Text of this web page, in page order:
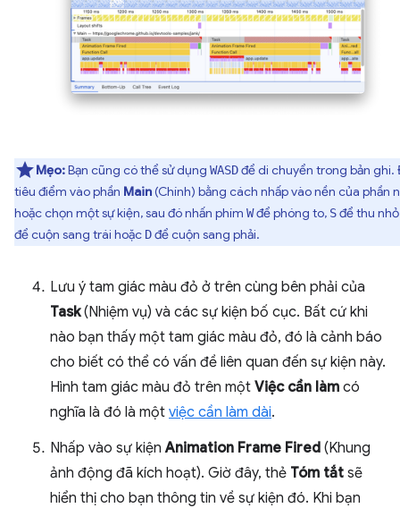
Mẹo:Bạn cũng có thể sử dụng WASDđể di chuyển trong bản ghi.
tiêu điểm vào phần Main(Chính) bằng cách nhấp vào nền của phần
hoặc chọn một sự kiện, sau đó nhấn phím Wđể phóng to, Sđể thu
để cuộn sang trái hoặc Dđể cuộn sang phải.
Lưu ý tam giác màu đỏ ở trên cùng bên phải của
Task(Nhiệm vụ) và các sự kiện bố cục. Bất cứ khi
nào bạn thấy một tam giác màu đỏ, đó là cảnh báo
cho biết có thể có vấn đề liên quan đến sự kiện này.
Hình tam giác màu đỏ trên một Việc cần làm có
nghĩa là đó là một việc cần làm dài.
Nhấp vào sự kiệnAnimation Frame Fired (Khung
ảnh động đã kích hoạt). Giờ đây, thẻ Tóm tắt sẽ
hiển thị cho bạn thông tin về sự kiện đó. Khi bạn